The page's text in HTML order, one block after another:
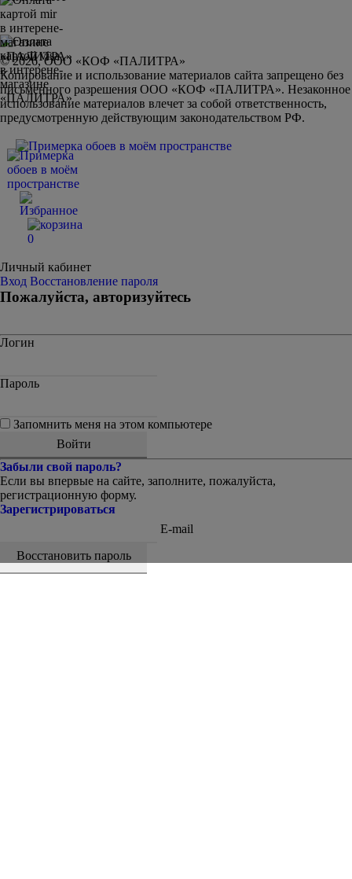
© 2026, ООО «КОФ «ПАЛИТРА»
Копирование и использование материалов сайта запрещено без
письменного разрешения ООО «КОФ «ПАЛИТРА». Незаконное
использование материалов влечет за собой ответственность,
предусмотренную действующим законодательством РФ.
0
Личный кабинет
Вход Восстановление пароля
Пожалуйста, авторизуйтесь
Логин
Пароль
Запомнить меня на этом компьютере
Забыли свой пароль?
Если вы впервые на сайте, заполните, пожалуйста,
регистрационную форму.
Зарегистрироваться
E-mail
Восстановить пароль